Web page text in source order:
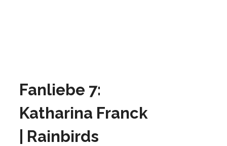
Fanliebe 7:
Katharina Franck
| Rainbirds